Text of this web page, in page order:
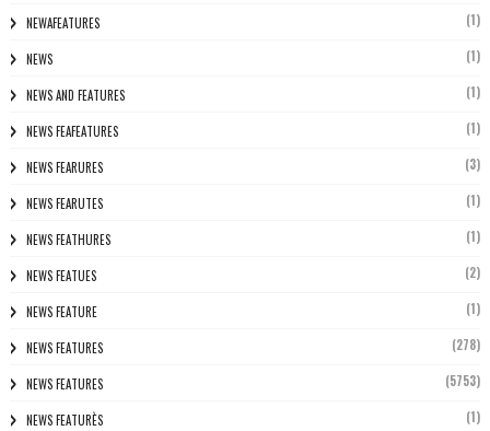
NEWAFEATURES (1)
NEWS (1)
NEWS AND FEATURES (1)
NEWS FEAFEATURES (1)
NEWS FEARURES (3)
NEWS FEARUTES (1)
NEWS FEATHURES (1)
NEWS FEATUES (2)
NEWS FEATURE (1)
NEWS FEATURES (278)
NEWS FEATURES (5753)
NEWS FEATURÈS (1)